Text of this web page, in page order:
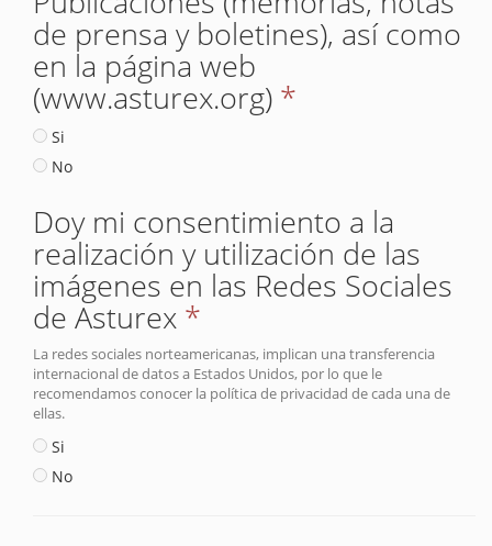
de prensa y boletines), así como
en la página web
(www.asturex.org) *
Si
No
Doy mi consentimiento a la
realización y utilización de las
imágenes en las Redes Sociales
de Asturex *
La redes sociales norteamericanas, implican una transferencia
internacional de datos a Estados Unidos, por lo que le
recomendamos conocer la política de privacidad de cada una de
ellas.
Si
No